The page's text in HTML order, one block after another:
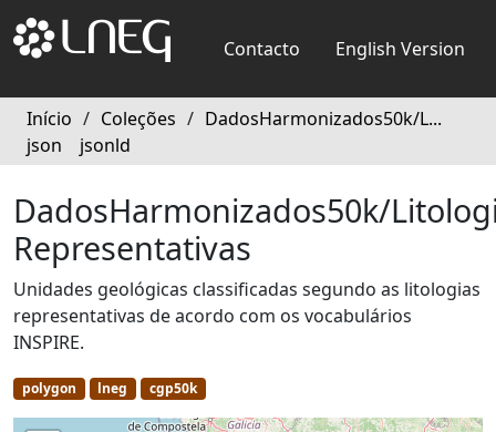
Contacto English Version
Início / Coleções / DadosHarmonizados50k/L...
json
jsonld
DadosHarmonizados50k/
Representativas
Unidades geológicas classificadas segundo as litologias
representativas de acordo com os vocabulários
INSPIRE.
polygon lneg cgp50k